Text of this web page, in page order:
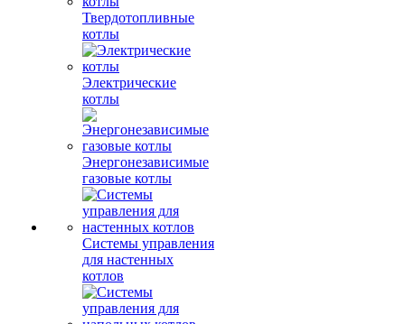
Твердотопливные
котлы
Электрические
котлы
Энергонезависимые
газовые котлы
Системы управления
для настенных
котлов